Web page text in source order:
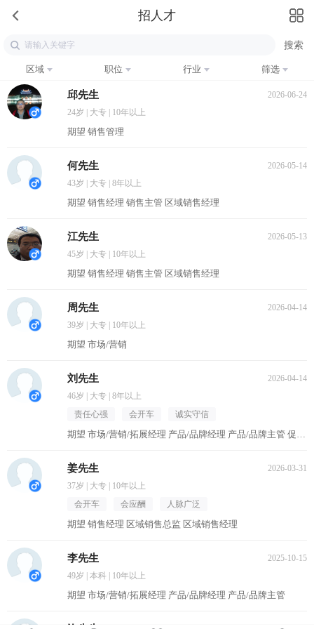
招人才
区域 职位 行业 筛选
邱先生
2026-06-24
24岁 | 大专 | 10年以上
期望 销售管理
何先生
2026-05-14
43岁 | 大专 | 8年以上
期望 销售经理 销售主管 区域销售经理
江先生
2026-05-13
45岁 | 大专 | 10年以上
期望 销售经理 销售主管 区域销售经理
周先生
2026-04-14
39岁 | 大专 | 10年以上
期望 市场/营销
刘先生
2026-04-14
46岁 | 大专 | 8年以上
责任心强
会开车 诚实守信
期望 市场/营销/拓展经理 产品/品牌经理 产品/品牌主管 促销主管/督导 区域销售经理
姜先生
2026-03-31
37岁 | 大专 | 10年以上
会开车
会应酬 人脉广泛
期望 销售经理 区域销售总监 区域销售经理
李先生
2025-10-15
49岁 | 本科 | 10年以上
期望 市场/营销/拓展经理 产品/品牌经理 产品/品牌主管